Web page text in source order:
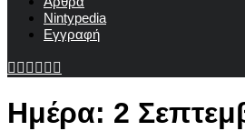
Nintypedia
Εγγραφή
Ημέρα: 2